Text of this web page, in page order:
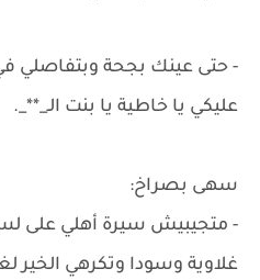
- حتى عينك بجحة وبتفاصلي
عليكي يا خاطية يا بنت الـ_**_.
سهى بصراخ:
- متجيبيش سيرة أهلي على
غلاوية وسودا وتكرهي الخير